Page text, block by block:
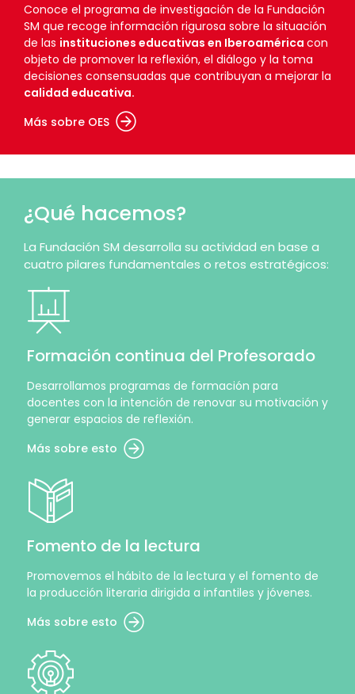
Conoce el programa de investigación de la Fundación
SM que recoge información rigurosa sobre la situación
de las instituciones educativas en Iberoamérica con
objeto de promover la reflexión, el diálogo y la toma
decisiones consensuadas que contribuyan a mejorar la
calidad educativa.
Más sobre OES
¿Qué hacemos?
La Fundación SM desarrolla su actividad en base a
cuatro pilares fundamentales o retos estratégicos:
Formación continua del Profesorado
Desarrollamos programas de formación para
docentes con la intención de renovar su motivación y
generar espacios de reflexión.
Más sobre esto
Fomento de la lectura
Promovemos el hábito de la lectura y el fomento de
la producción literaria dirigida a infantiles y jóvenes.
Más sobre esto